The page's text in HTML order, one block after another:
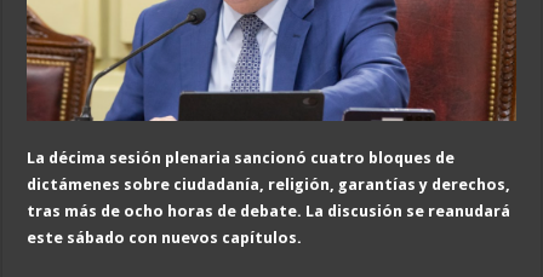
La décima sesión plenaria sancionó cuatro bloques de
dictámenes sobre ciudadanía, religión, garantías y derechos,
tras más de ocho horas de debate. La discusión se reanudará
este sábado con nuevos capítulos.